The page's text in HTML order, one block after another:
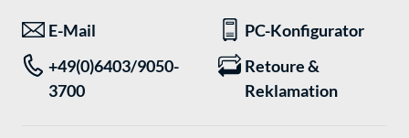
E-Mail
PC-Konfigurator
+49(0)6403/9050-
3700
Retoure &
Reklamation